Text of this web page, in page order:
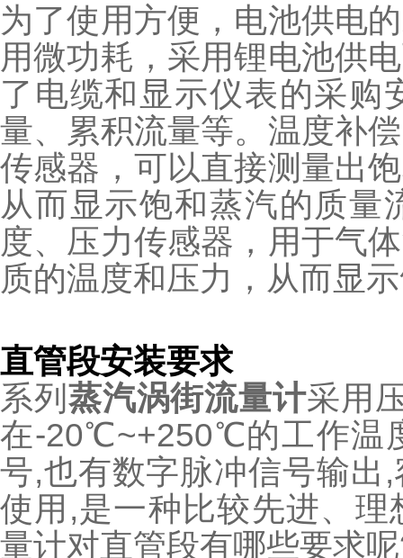
为了使用方便，电池供电
用微功耗，采用锂电池供
了电缆和显示仪表的采购
量、累积流量等。温度补
传感器，可以直接测量出
从而显示饱和蒸汽的质量
度、压力传感器，用于气
质的温度和压力，从而显
直管段安装要求
系列 蒸汽涡街流量计采用
在-20℃~+250℃的工作温
号,也有数字脉冲信号输出
使用,是一种比较先进、
量计对直管段有哪些要求